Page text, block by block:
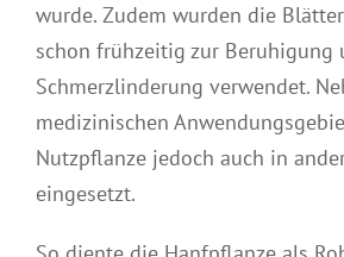
wurde. Zudem wurden die
schon frühzeitig zur Beruhigung
Schmerzlinderung verwendet.
medizinischen
Nutzpflanze jedoch auch in
eingesetzt.